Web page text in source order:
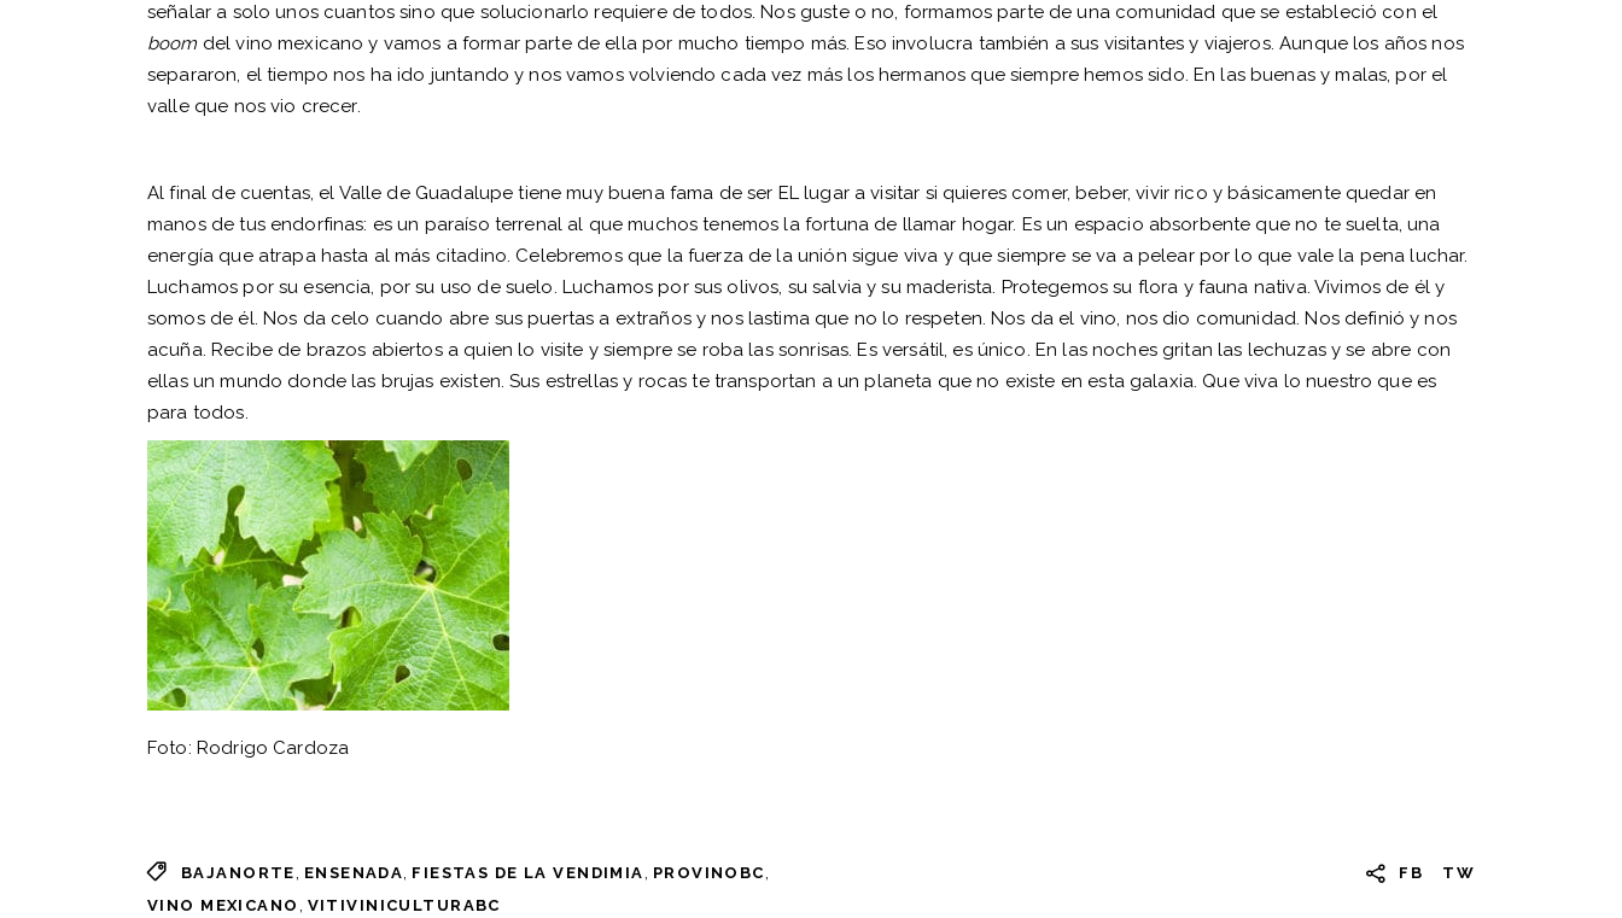
señalar a solo unos cuantos sino que solucionarlo requiere de todos. Nos guste o no, formamos parte de una comunidad que se estableció con el
boom del vino mexicano y vamos a formar parte de ella por mucho tiempo más. Eso involucra también a sus visitantes y viajeros. Aunque los años nos
separaron, el tiempo nos ha ido juntando y nos vamos volviendo cada vez más los hermanos que siempre hemos sido. En las buenas y malas, por el
valle que nos vio crecer.
Al final de cuentas, el Valle de Guadalupe tiene muy buena fama de ser EL lugar a visitar si quieres comer, beber, vivir rico y básicamente quedar en
manos de tus endorfinas: es un paraíso terrenal al que muchos tenemos la fortuna de llamar hogar. Es un espacio absorbente que no te suelta, una
energía que atrapa hasta al más citadino. Celebremos que la fuerza de la unión sigue viva y que siempre se va a pelear por lo que vale la pena luchar.
Luchamos por su esencia, por su uso de suelo. Luchamos por sus olivos, su salvia y su maderista. Protegemos su flora y fauna nativa. Vivimos de él y
somos de él. Nos da celo cuando abre sus puertas a extraños y nos lastima que no lo respeten. Nos da el vino, nos dio comunidad. Nos definió y nos
acuña. Recibe de brazos abiertos a quien lo visite y siempre se roba las sonrisas. Es versátil, es único. En las noches gritan las lechuzas y se abre con
ellas un mundo donde las brujas existen. Sus estrellas y rocas te transportan a un planeta que no existe en esta galaxia. Que viva lo nuestro que es
para todos.
Foto: Rodrigo Cardoza
BAJANORTE, ENSENADA, FIESTAS DE LA VENDIMIA, PROVINOBC,
VINO MEXICANO , VITIVINICULTURABC
FB TW